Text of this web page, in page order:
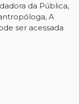
da Pública,
A
ser acessada